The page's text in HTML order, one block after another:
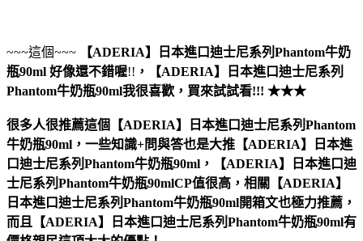
~~~這個~~~
【ADERIA】日本進口迪士尼系列Phantom牛奶
瓶90ml 好像還不錯喔!! ，
【ADERIA】日本進口迪士尼系列
Phantom牛奶瓶90ml我很喜歡，買來試試看!!! ★★★
很多人很推薦這個【ADERIA】日本進口迪士尼系列Phantom
牛奶瓶90ml，一些知識+問與答也是大推【ADERIA】日本進
口迪士尼系列Phantom牛奶瓶90ml，【ADERIA】日本進口迪
士尼系列Phantom牛奶瓶90mlCP值很高，相關【ADERIA】
日本進口迪士尼系列Phantom牛奶瓶90ml開箱文也極力推薦，
而且【ADERIA】日本進口迪士尼系列Phantom牛奶瓶90ml有